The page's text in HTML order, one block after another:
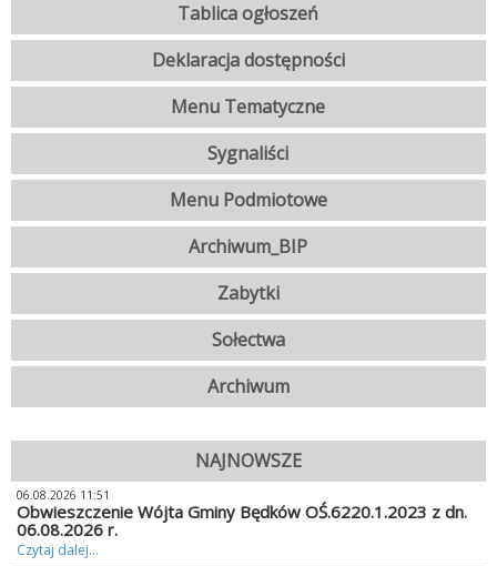
Tablica ogłoszeń
Deklaracja dostępności
Menu Tematyczne
Sygnaliści
Menu Podmiotowe
Archiwum_BIP
Zabytki
Sołectwa
Archiwum
NAJNOWSZE
06.08.2026 11:51
Obwieszczenie Wójta Gminy Będków OŚ.6220.1.2023 z dn.
06.08.2026 r.
Czytaj dalej...